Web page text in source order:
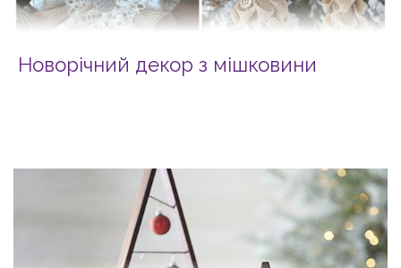
Новорічний декор з мішковини